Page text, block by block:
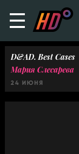
D&AD. Best Cases
Мария Слесарева
24 ИЮНЯ